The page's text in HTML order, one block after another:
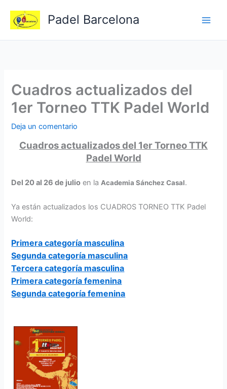
contenido
Padel Barcelona
Cuadros actualizados del
1er Torneo TTK Padel World
Deja un comentario
Cuadros actualizados del 1er Torneo TTK
Padel World
Del 20 al 26 de julio en laAcademia Sánchez Casal.
Ya están actualizados los CUADROS TORNEO TTK Padel
World:
Primera categoría masculina
Segunda categoría masculina
Tercera categoría masculina
Primera categoría femenina
Segunda categoría femenina